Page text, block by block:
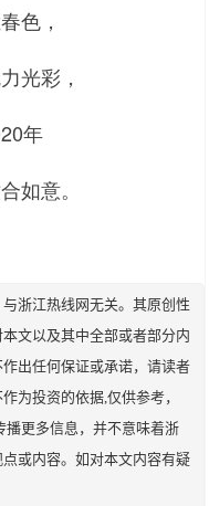
色，
光彩，
年
如意。
浙江热线网无关。其原创性
文以及其中全部或者部分内
出任何保证或承诺，请读者
为投资的依据,仅供参考，
播更多信息，并不意味着浙
或内容。如对本文内容有疑